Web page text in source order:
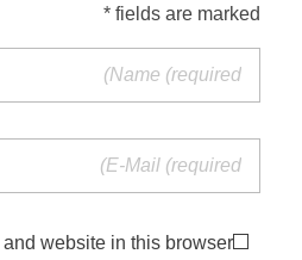
fields are marked *
website in this browser